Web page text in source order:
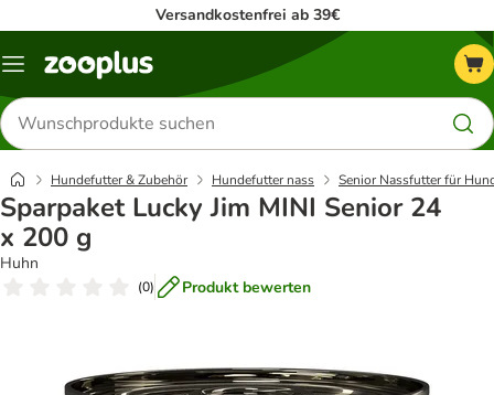
Versandkostenfrei ab 39€
Menü
Produkte
suchen
Hundefutter & Zubehör Hundefutter nass Senior Nassfutter für
Sparpaket Lucky Jim MINI Senior 24
x 200 g
Huhn
(0) Produkt bewerten